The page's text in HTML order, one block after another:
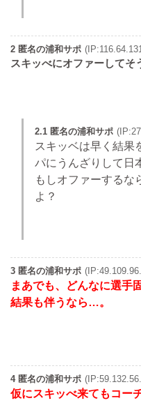
2 匿名の浦和サポ
スキッべにオファーしてそ
2.1 匿名の浦和サポ
スキッベは早く結果
パにうんざりして日
もしオファーするな
よ？
3 匿名の浦和サポ
まあでも、どんなに選手
結果も伴うなら…。
4 匿名の浦和サポ
仮にスキッべ来てもコー